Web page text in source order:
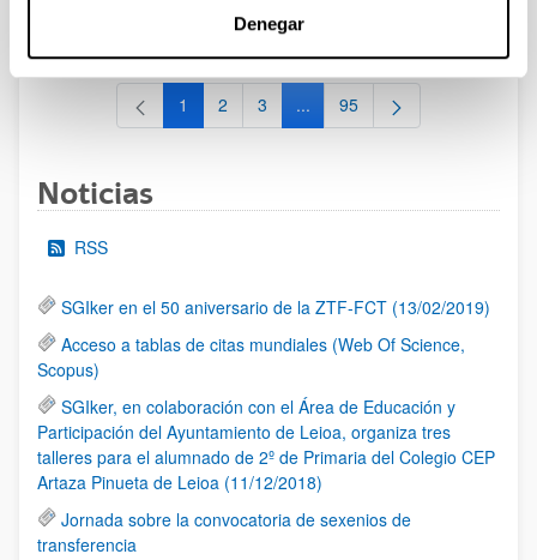
Denegar
Página
1 Página
2 Página
3 ...Páginas intermedias Use TAB
Página
95
Noticias
RSS
SGIker en el 50 aniversario de la ZTF-FCT (13/02/2019)
Acceso a tablas de citas mundiales (Web Of Science,
Scopus)
SGIker, en colaboración con el Área de Educación y
Participación del Ayuntamiento de Leioa, organiza tres
talleres para el alumnado de 2º de Primaria del Colegio CEP
Artaza Pinueta de Leioa (11/12/2018)
Jornada sobre la convocatoria de sexenios de
transferencia